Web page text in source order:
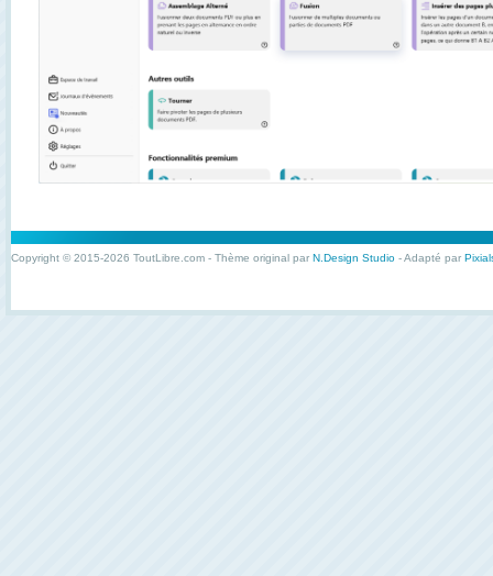
Copyright © 2015-2026 ToutLibre.com - Thème original par N.Design Studio - Adapté par